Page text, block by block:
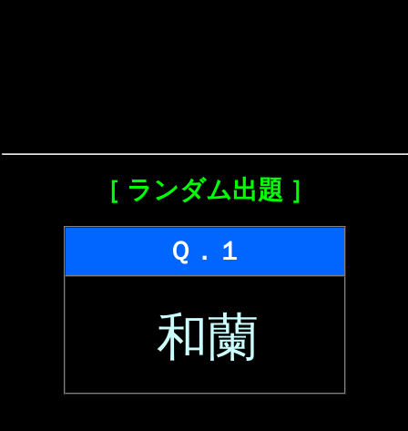
［ ランダム出題 ］
Ｑ．１
和蘭